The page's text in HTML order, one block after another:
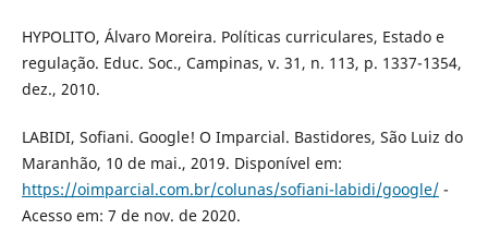
HYPOLITO, Álvaro Moreira. Políticas curriculares, Estado e
regulação. Educ. Soc., Campinas, v. 31, n. 113, p. 1337-1354,
dez., 2010.
LABIDI, Sofiani. Google! O Imparcial. Bastidores, São Luiz do
Maranhão, 10 de mai., 2019. Disponível em:
https://oimparcial.com.br/colunas/sofiani-labidi/google/-
Acesso em: 7 de nov. de 2020.